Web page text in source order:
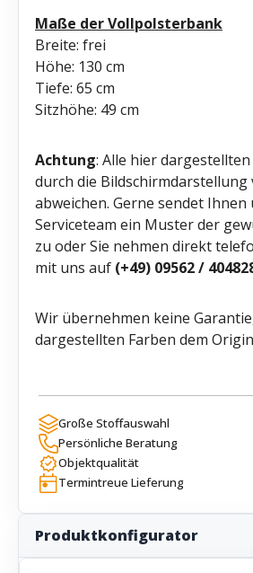
Maße der Vollpolsterbank
Breite: frei
Höhe: 130 cm
Tiefe: 65 cm
Sitzhöhe: 49 cm
Achtung: Alle hier
durch die Bildschirmdarstellung
abweichen. Gerne sendet Ihnen
Serviceteam ein Muster der
zu oder Sie nehmen direkt
mit uns auf (+49) 09562 /
Wir übernehmen keine
dargestellten Farben dem
Große Stoffauswahl
Persönliche Beratung
Objektqualität
Termintreue Lieferung
Produktkonfigurator